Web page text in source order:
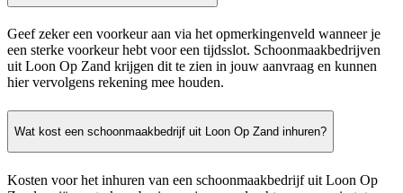
Geef zeker een voorkeur aan via het opmerkingenveld wanneer je
een sterke voorkeur hebt voor een tijdsslot. Schoonmaakbedrijven
uit Loon Op Zand krijgen dit te zien in jouw aanvraag en kunnen
hier vervolgens rekening mee houden.
Wat kost een schoonmaakbedrijf uit Loon Op Zand inhuren?
Kosten voor het inhuren van een schoonmaakbedrijf uit Loon Op